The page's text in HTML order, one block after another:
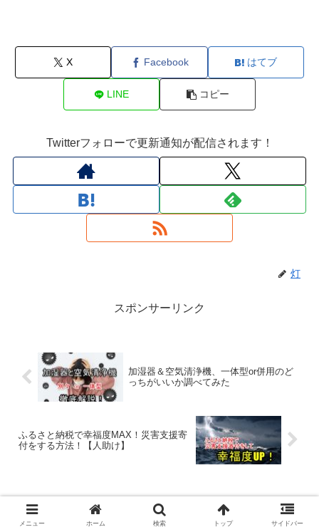
X Facebook はてブ
LINE コピー
Twitterフォローで更新通知が配信されます！
灯
スポンサーリンク
加湿器＆空気清浄機、一体型or併用のど
っちがいいか調べてみた
ふるさと納税で幸福度MAX！災害支援寄
付をする方法！【人助け】
コメント
メニュー ホーム 検索 トップ サイドバー